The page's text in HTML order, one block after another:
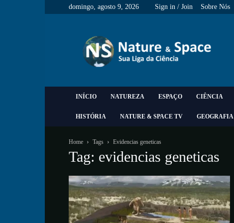
domingo, agosto 9, 2026 Sign in / Join Sobre Nós
&
Space
INÍCIO NATUREZA ESPAÇO CIÊNCIA
HISTÓRIA NATURE & SPACE TV GEOGRAFIA
Home Tags Evidencias geneticas
Tag: evidencias geneticas